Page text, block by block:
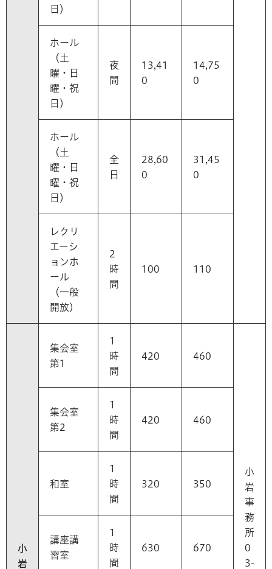
日）
ホール
（土
曜・日
曜・祝
日）
夜
間
13,41
0
14,75
0
ホール
（土
曜・日
曜・祝
日）
全
日
28,60
0
31,45
0
レクリ
エーシ
ョンホ
ール
（一般
開放）
2
時
間
100 110
小
岩
集会室
第1
1
時
間
420 460
小
岩
事
務
所
0
3-
集会室
第2
1
時
間
420 460
和室
1
時
間
320 350
講座講
習室
1
時
間
630 670